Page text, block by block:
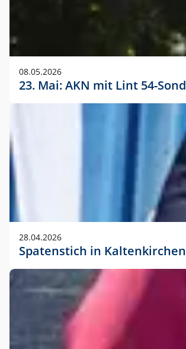
08.05.2026
23. Mai: AKN mit Lint 54-
28.04.2026
Spatenstich in